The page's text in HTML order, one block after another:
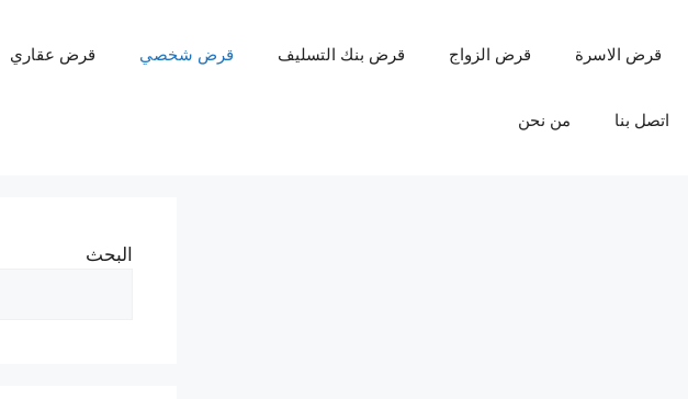
قرض الاسرة قرض الزواج قرض بنك التسليف قرض شخصي قرض عقاري
اتصل بنا من نحن
البحث